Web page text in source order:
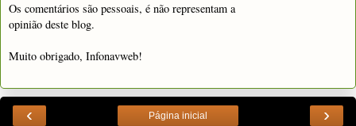
Os comentários são pessoais, é não representam a
opinião deste blog.
Muito obrigado, Infonavweb!
‹ ›
Página inicial